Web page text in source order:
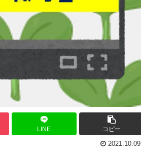
LINE コピー
2021.10.09